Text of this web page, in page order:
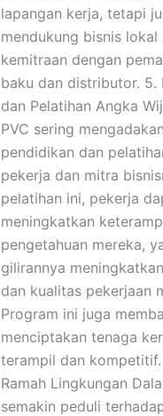
lapangan kerja, tetapi
mendukung bisnis lokal
kemitraan dengan
baku dan distributor. 5.
dan Pelatihan Angka
PVC sering
pendidikan dan
pekerja dan mitra
pelatihan ini, pekerja
meningkatkan
pengetahuan mereka,
gilirannya
dan kualitas pekerjaan
Program ini juga
menciptakan tenaga
terampil dan
Ramah Lingkungan
semakin peduli